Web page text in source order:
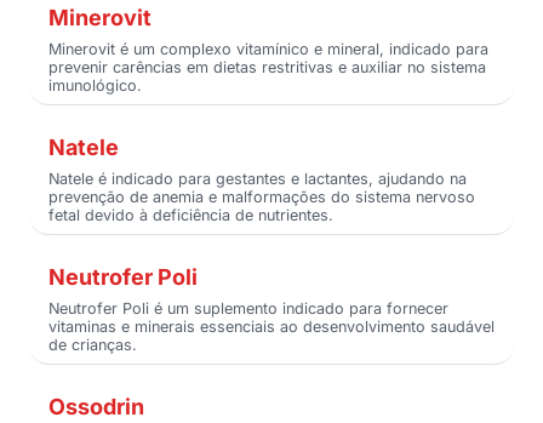
Minerovit
Minerovit é um complexo vitamínico e mineral, indicado para
prevenir carências em dietas restritivas e auxiliar no sistema
imunológico.
Natele
Natele é indicado para gestantes e lactantes, ajudando na
prevenção de anemia e malformações do sistema nervoso
fetal devido à deficiência de nutrientes.
Neutrofer Poli
Neutrofer Poli é um suplemento indicado para fornecer
vitaminas e minerais essenciais ao desenvolvimento saudável
de crianças.
Ossodrin